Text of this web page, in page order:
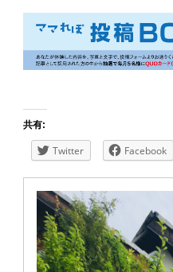
共有:
Twitter Facebook